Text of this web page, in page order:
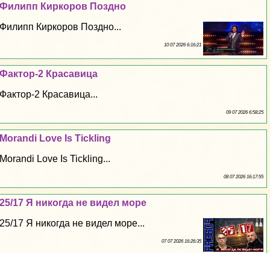
Филипп Киркоров Поздно
Филипп Киркоров Поздно...
10 07 2026 6:16:21
Фактор-2 Красавица
Фактор-2 Красавица...
09 07 2026 6:58:25
Morandi Love Is Tickling
Morandi Love Is Tickling...
08 07 2026 16:17:55
25/17 Я никогда не видел море
25/17 Я никогда не видел море...
07 07 2026 16:26:35